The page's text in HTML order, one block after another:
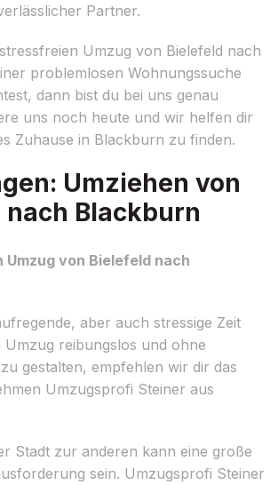
Partner.
Umzug von Bielefeld nach
problemlosen Wohnungssuche
dann bist du bei uns genau
uns noch heute und wir helfen dir
Zuhause in Blackburn zu finden.
Umziehen von
nach Blackburn
Umzug von Bielefeld nach
aber auch stressige Zeit
Umzug reibungslos und ohne
gestalten, empfehlen wir dir das
Umzugsprofi Steiner aus
Stadt zur anderen kann eine große
sein. Umzugsprofi Steiner